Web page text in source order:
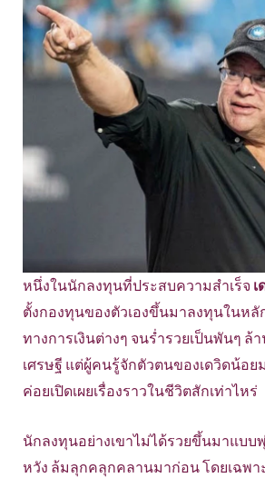
หนึ่งในนักลงทุนที่ประสบความสำเร็จ เ
ตั้งกองทุนของตัวเองขึ้นมาลงทุนในหลั
ทางการเงินต่างๆ จนร่ำรวยเป็นพันๆ ล้
เศรษฐี แต่ผู้คนรู้จักตัวตนของเดวิดน้อย
ค่อยเปิดเผยเรื่องราวในชีวิตสักเท่าไหร่
นักลงทุนอย่างเขาไม่ได้รวยขึ้นมาแบบ
หวัง ล้มลุกคลุกคลานมาก่อน โดยเฉพา